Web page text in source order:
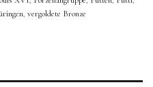
, vergoldete Bronze